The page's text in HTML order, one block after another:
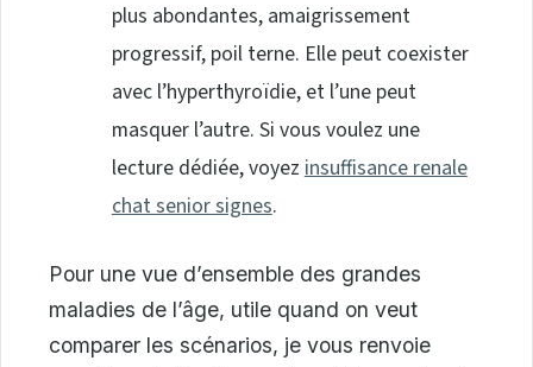
plus abondantes, amaigrissement
progressif, poil terne. Elle peut coexister
avec l’hyperthyroïdie, et l’une peut
masquer l’autre. Si vous voulez une
lecture dédiée, voyez insuffisance renale
chat senior signes.
Pour une vue d’ensemble des grandes
maladies de l’âge, utile quand on veut
comparer les scénarios, je vous renvoie